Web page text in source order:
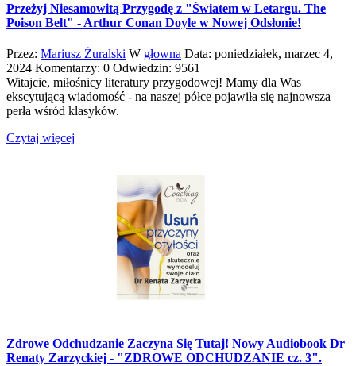
Przeżyj Niesamowitą Przygodę z "Światem w Letargu. The
Poison Belt" - Arthur Conan Doyle w Nowej Odsłonie!
Przez: Mariusz Żuralski W głowna Data: poniedziałek, marzec 4,
2024 Komentarzy: 0 Odwiedzin: 9561
Witajcie, miłośnicy literatury przygodowej! Mamy dla Was
ekscytującą wiadomość - na naszej półce pojawiła się najnowsza
perła wśród klasyków.
Czytaj więcej
Zdrowe Odchudzanie Zaczyna Się Tutaj! Nowy Audiobook Dr
Renaty Zarzyckiej - "ZDROWE ODCHUDZANIE cz. 3".